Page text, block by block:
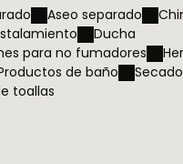
Aseo separado
Ducha
para no fumadores
de baño
toallas